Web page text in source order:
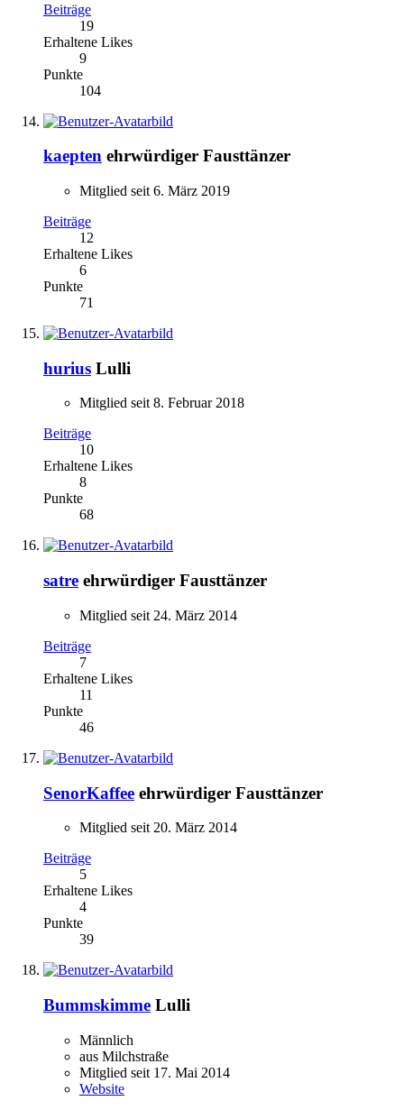
Beiträge
19
Erhaltene Likes
9
Punkte
104
kaepten ehrwürdiger Fausttänzer
Mitglied seit 6. März 2019
Beiträge
12
Erhaltene Likes
6
Punkte
71
hurius Lulli
Mitglied seit 8. Februar 2018
Beiträge
10
Erhaltene Likes
8
Punkte
68
satre ehrwürdiger Fausttänzer
Mitglied seit 24. März 2014
Beiträge
7
Erhaltene Likes
11
Punkte
46
SenorKaffee ehrwürdiger Fausttänzer
Mitglied seit 20. März 2014
Beiträge
5
Erhaltene Likes
4
Punkte
39
Bummskimme Lulli
Männlich
aus Milchstraße
Mitglied seit 17. Mai 2014
Website